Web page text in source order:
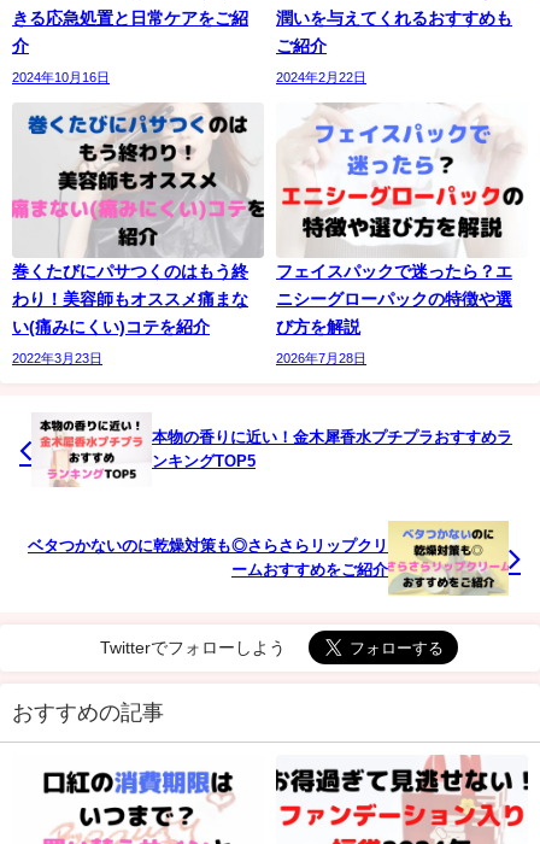
きる応急処置と日常ケアをご紹
介
2024年10月16日
潤いを与えてくれるおすすめも
ご紹介
2024年2月22日
巻くたびにパサつくのはもう終
わり！美容師もオススメ痛まな
い(痛みにくい)コテを紹介
2022年3月23日
フェイスパックで迷ったら？エ
ニシーグローパックの特徴や選
び方を解説
2026年7月28日
本物の香りに近い！金木犀香水プチプラおすすめラ
ンキングTOP5
ベタつかないのに乾燥対策も◎さらさらリップクリ
ームおすすめをご紹介
Twitterでフォローしよう
おすすめの記事